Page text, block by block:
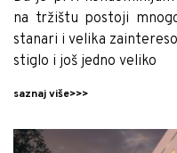
na tržištu postoji
stanari i velika
stiglo i još jedno veliko
saznaj više>>>